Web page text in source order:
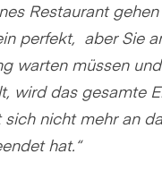
Restaurant
perfekt, aber Sie
warten müssen
wird das gesamte
nicht mehr an
hat. “